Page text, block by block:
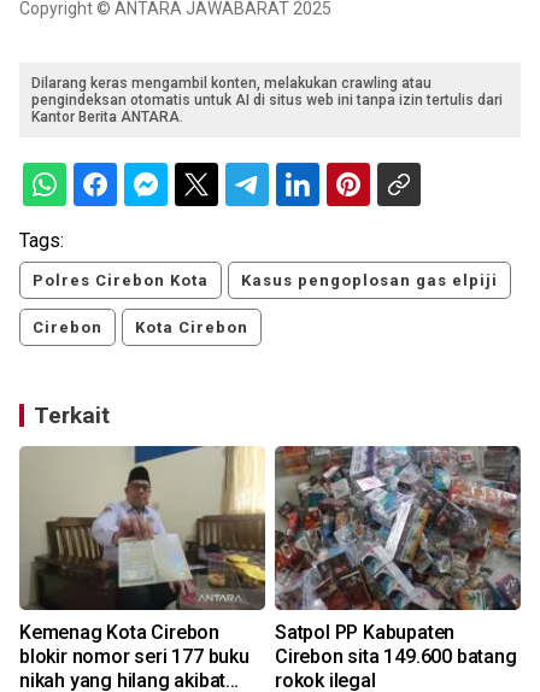
Copyright © ANTARA JAWABARAT 2025
Dilarang keras mengambil konten, melakukan crawling atau
pengindeksan otomatis untuk AI di situs web ini tanpa izin tertulis dari
Kantor Berita ANTARA.
Tags:
Polres Cirebon Kota Kasus pengoplosan gas elpiji
Cirebon Kota Cirebon
Terkait
Kemenag Kota Cirebon
blokir nomor seri 177 buku
nikah yang hilang akibat
Satpol PP Kabupaten
Cirebon sita 149.600 batang
rokok ilegal